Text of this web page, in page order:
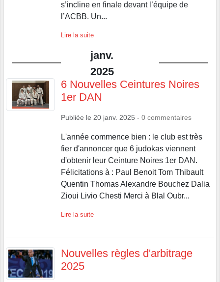
s’incline en finale devant l’équipe de
l’ACBB. Un...
Lire la suite
janv.
2025
6 Nouvelles Ceintures Noires
1er DAN
Publiée le 20 janv. 2025 - 0 commentaires
L'année commence bien : le club est très
fier d'annoncer que 6 judokas viennent
d'obtenir leur Ceinture Noires 1er DAN.
Félicitations à : Paul Benoit Tom Thibault
Quentin Thomas Alexandre Bouchez Dalia
Zioui Livio Chesti Merci à Blal Oubr...
Lire la suite
Nouvelles règles d'arbitrage
2025